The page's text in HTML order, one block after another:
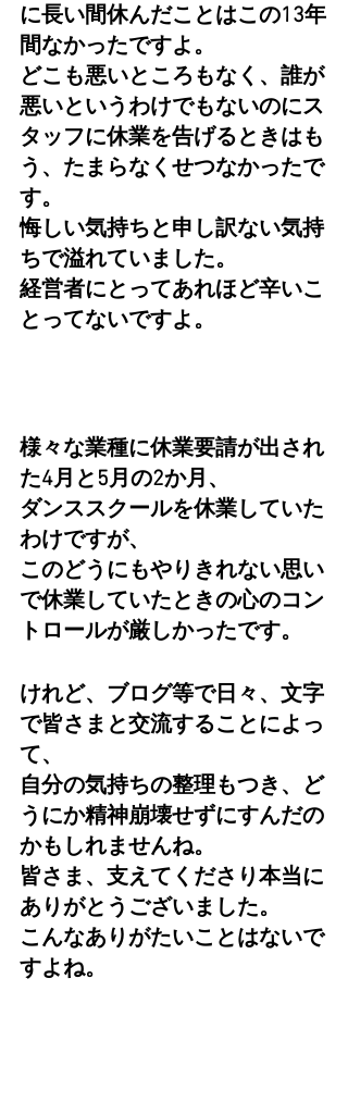
に長い間休んだことはこの13年
間なかったですよ。
どこも悪いところもなく、誰が
悪いというわけでもないのにス
タッフに休業を告げるときはも
う、たまらなくせつなかったで
す。
悔しい気持ちと申し訳ない気持
ちで溢れていました。
経営者にとってあれほど辛いこ
とってないですよ。
様々な業種に休業要請が出され
た4月と5月の2か月、
ダンススクールを休業していた
わけですが、
このどうにもやりきれない思い
で休業していたときの心のコン
トロールが厳しかったです。
けれど、ブログ等で日々、文字
で皆さまと交流することによっ
て、
自分の気持ちの整理もつき、ど
うにか精神崩壊せずにすんだの
かもしれませんね。
皆さま、支えてくださり本当に
ありがとうございました。
こんなありがたいことはないで
すよね。